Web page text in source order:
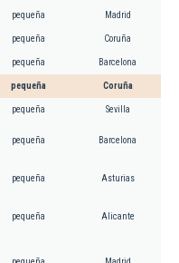
pequeña Madrid
pequeña Coruña
pequeña Barcelona
pequeña Coruña
pequeña Sevilla
pequeña Barcelona
pequeña Asturias
pequeña Alicante